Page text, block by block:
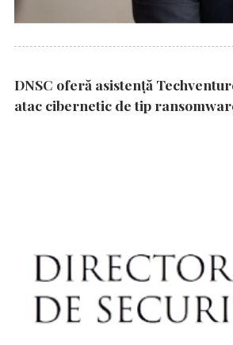
DNSC oferă asistență
atac cibernetic de tip